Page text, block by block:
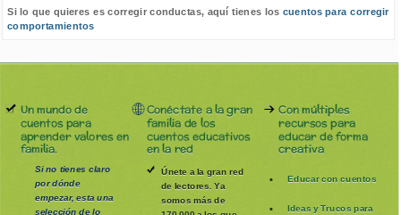
Si lo que quieres es corregir conductas, aquí tienes los cuentos para corregir
comportamientos
Un mundo de
cuentos para
aprender valores en
familia.
Si no tienes claro
por dónde
empezar, esta una
selección de lo
Conéctate a la gran
familia de los
cuentos educativos
en la red
Únete a la gran red
de lectores. Ya
somos más de
Con múltiples
recursos para
educar de forma
creativa
Educar con cuentos
Ideas y Trucos para